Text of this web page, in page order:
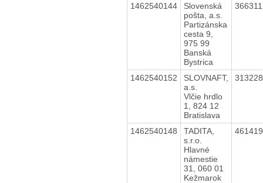
1462540144
Slovenská
pošta, a.s.
Partizánska
cesta 9,
975 99
Banská
Bystrica
1462540152
SLOVNAFT,
a.s.
Vlčie hrdlo
1, 824 12
Bratislava
1462540148
TADITA,
s.r.o.
Hlavné
námestie
31, 060 01
Kežmarok